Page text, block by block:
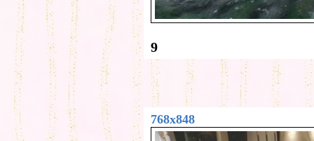
9
768x848